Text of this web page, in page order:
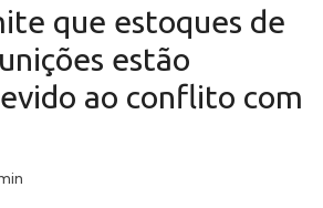
que estoques de
estão
ao conflito com